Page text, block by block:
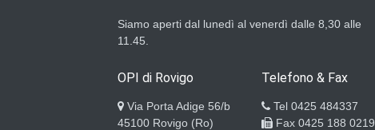
Siamo aperti dal lunedì al venerdì dalle 8,30 alle
11.45.
OPI di Rovigo
Via Porta Adige 56/b
45100 Rovigo (Ro)
Telefono & Fax
Tel 0425 484337
Fax 0425 188 0219